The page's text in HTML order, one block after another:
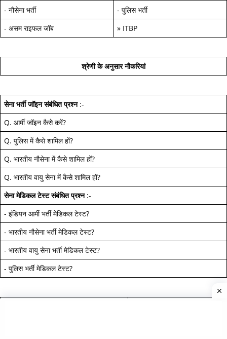
- नौसेना भर्ती - पुलिस भर्ती
- असम राइफल जॉब » ITBP
श्रेणी के अनुसार नौकरियां
सेना भर्ती जॉइन संबंधित प्रश्न:-
Q. आर्मी जॉइन कैसे करें?
Q. पुलिस में कैसे शामिल हों?
Q. भारतीय नौसेना में कैसे शामिल हों?
Q. भारतीय वायु सेना में कैसे शामिल हों?
सेना मेडिकल टेस्ट संबंधित प्रश्न:-
- इंडियन आर्मी भर्ती मेडिकल टेस्ट?
- भारतीय नौसेना भर्ती मेडिकल टेस्ट?
- भारतीय वायु सेना भर्ती मेडिकल टेस्ट?
- पुलिस भर्ती मेडिकल टेस्ट?